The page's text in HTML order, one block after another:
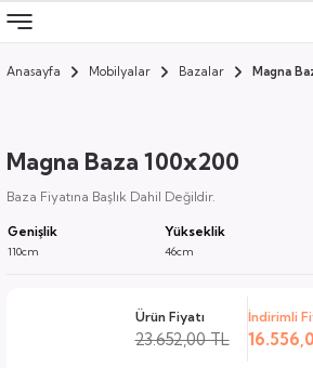
Geri Dön
Geri Dön
Geri Dön
Geri Dön
Anasayfa Mobilyalar Bazalar Magna
Magna Baza 100x200
Baza Fiyatına Başlık Dahil Değildir.
Genişlik Yükseklik
110cm 46cm
Ürün Fiyatı
23.652,00 TL
İndirimli